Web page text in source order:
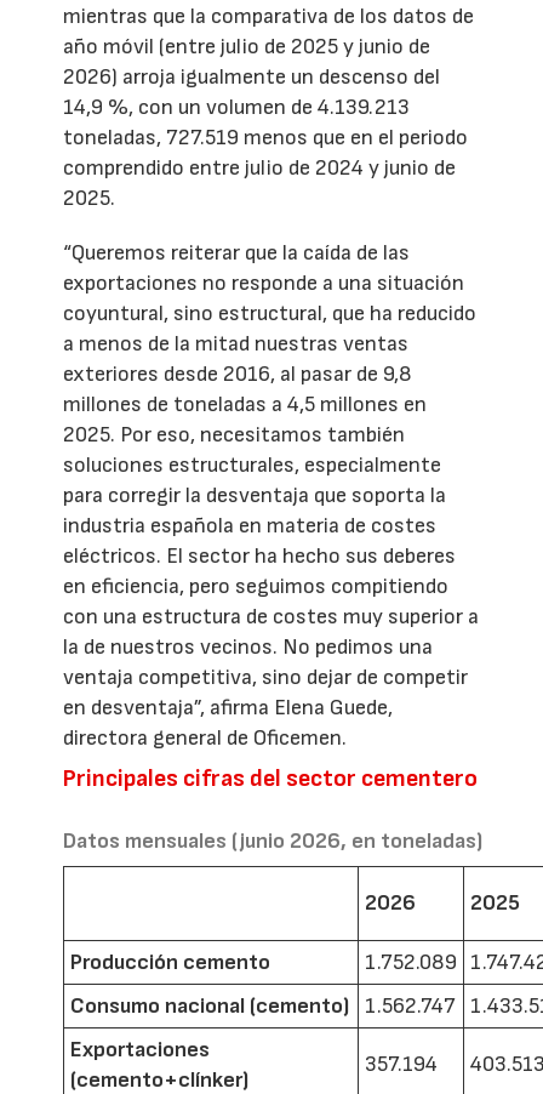
mientras que la comparativa de los datos de
año móvil (entre julio de 2025 y junio de
2026) arroja igualmente un descenso del
14,9 %, con un volumen de 4.139.213
toneladas, 727.519 menos que en el periodo
comprendido entre julio de 2024 y junio de
2025.
“Queremos reiterar que la caída de las
exportaciones no responde a una situación
coyuntural, sino estructural, que ha reducido
a menos de la mitad nuestras ventas
exteriores desde 2016, al pasar de 9,8
millones de toneladas a 4,5 millones en
2025. Por eso, necesitamos también
soluciones estructurales, especialmente
para corregir la desventaja que soporta la
industria española en materia de costes
eléctricos. El sector ha hecho sus deberes
en eficiencia, pero seguimos compitiendo
con una estructura de costes muy superior a
la de nuestros vecinos. No pedimos una
ventaja competitiva, sino dejar de competir
en desventaja”, afirma Elena Guede,
directora general de Oficemen.
Principales cifras del sector cementero
Datos mensuales (junio 2026, en toneladas)
2026 2025
Producción cemento 1.752.089
Consumo nacional (cemento)
1.562.747
Exportaciones
(cemento+clínker)
357.194